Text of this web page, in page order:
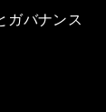
ガバナンス